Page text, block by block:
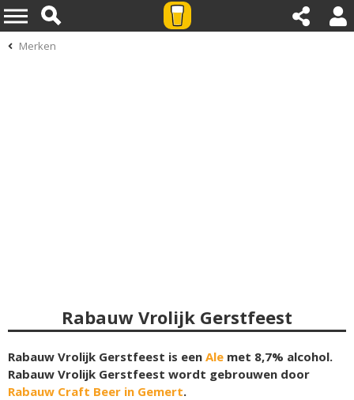
Merken
Rabauw Vrolijk Gerstfeest
Rabauw Vrolijk Gerstfeest is een Ale met 8,7% alcohol.
Rabauw Vrolijk Gerstfeest wordt gebrouwen door
Rabauw Craft Beer in Gemert.